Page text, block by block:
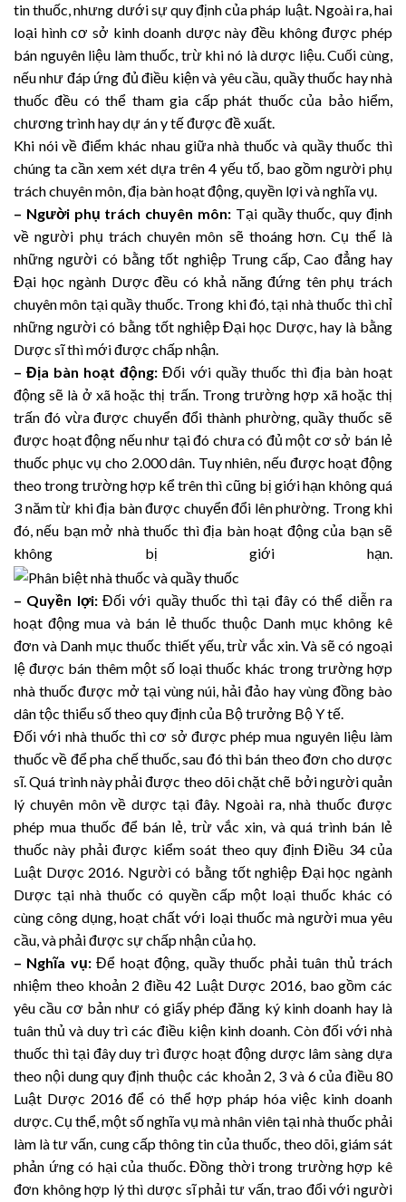
tin thuốc, nhưng dưới sự quy định của pháp luật. Ngoài ra, hai
loại hình cơ sở kinh doanh dược này đều không được phép
bán nguyên liệu làm thuốc, trừ khi nó là dược liệu. Cuối cùng,
nếu như đáp ứng đủ điều kiện và yêu cầu, quầy thuốc hay nhà
thuốc đều có thể tham gia cấp phát thuốc của bảo hiểm,
chương trình hay dự án y tế được đề xuất.
Khi nói về điểm khác nhau giữa nhà thuốc và quầy thuốc thì
chúng ta cần xem xét dựa trên 4 yếu tố, bao gồm người phụ
trách chuyên môn, địa bàn hoạt động, quyền lợi và nghĩa vụ.
– Người phụ trách chuyên môn: Tại quầy thuốc, quy định
về người phụ trách chuyên môn sẽ thoáng hơn. Cụ thể là
những người có bằng tốt nghiệp Trung cấp, Cao đẳng hay
Đại học ngành Dược đều có khả năng đứng tên phụ trách
chuyên môn tại quầy thuốc. Trong khi đó, tại nhà thuốc thì chỉ
những người có bằng tốt nghiệp Đại học Dược, hay là bằng
Dược sĩ thì mới được chấp nhận.
– Địa bàn hoạt động: Đối với quầy thuốc thì địa bàn hoạt
động sẽ là ở xã hoặc thị trấn. Trong trường hợp xã hoặc thị
trấn đó vừa được chuyển đổi thành phường, quầy thuốc sẽ
được hoạt động nếu như tại đó chưa có đủ một cơ sở bán lẻ
thuốc phục vụ cho 2.000 dân. Tuy nhiên, nếu được hoạt động
theo trong trường hợp kể trên thì cũng bị giới hạn không quá
3 năm từ khi địa bàn được chuyển đổi lên phường. Trong khi
đó, nếu bạn mở nhà thuốc thì địa bàn hoạt động của bạn sẽ
không bị giới hạn.
– Quyền lợi: Đối với quầy thuốc thì tại đây có thể diễn ra
hoạt động mua và bán lẻ thuốc thuộc Danh mục không kê
đơn và Danh mục thuốc thiết yếu, trừ vắc xin. Và sẽ có ngoại
lệ được bán thêm một số loại thuốc khác trong trường hợp
nhà thuốc được mở tại vùng núi, hải đảo hay vùng đồng bào
dân tộc thiểu số theo quy định của Bộ trưởng Bộ Y tế.
Đối với nhà thuốc thì cơ sở được phép mua nguyên liệu làm
thuốc về để pha chế thuốc, sau đó thì bán theo đơn cho dược
sĩ. Quá trình này phải được theo dõi chặt chẽ bởi người quản
lý chuyên môn về dược tại đây. Ngoài ra, nhà thuốc được
phép mua thuốc để bán lẻ, trừ vắc xin, và quá trình bán lẻ
thuốc này phải được kiểm soát theo quy định Điều 34 của
Luật Dược 2016. Người có bằng tốt nghiệp Đại học ngành
Dược tại nhà thuốc có quyền cấp một loại thuốc khác có
cùng công dụng, hoạt chất với loại thuốc mà người mua yêu
cầu, và phải được sự chấp nhận của họ.
– Nghĩa vụ:Để hoạt động, quầy thuốc phải tuân thủ trách
nhiệm theo khoản 2 điều 42 Luật Dược 2016, bao gồm các
yêu cầu cơ bản như có giấy phép đăng ký kinh doanh hay là
tuân thủ và duy trì các điều kiện kinh doanh. Còn đối với nhà
thuốc thì tại đây duy trì được hoạt động dược lâm sàng dựa
theo nội dung quy định thuộc các khoản 2, 3 và 6 của điều 80
Luật Dược 2016 để có thể hợp pháp hóa việc kinh doanh
dược. Cụ thể, một số nghĩa vụ mà nhân viên tại nhà thuốc phải
làm là tư vấn, cung cấp thông tin của thuốc, theo dõi, giám sát
phản ứng có hại của thuốc. Đồng thời trong trường hợp kê
đơn không hợp lý thì dược sĩ phải tư vấn, trao đổi với người